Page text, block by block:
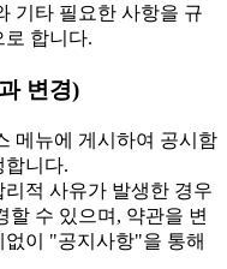
기타 필요한 사항을 규
로 합니다.
변경)
메뉴에 게시하여 공시함
합니다.
적 사유가 발생한 경우
할 수 있으며, 약관을 변
이 "공지사항"을 통해